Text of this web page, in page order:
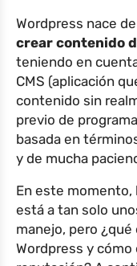
Wordpress nace
crear contenido
teniendo en
CMS (aplicación
contenido sin
previo de
basada en
y de mucha
En este momento,
está a tan solo
manejo, pero
Wordpress y